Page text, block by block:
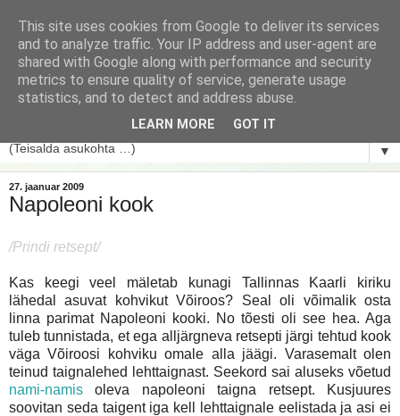
▼
27. jaanuar 2009
Napoleoni kook
/Prindi retsept/
Kas keegi veel mäletab kunagi Tallinnas Kaarli kiriku
lähedal asuvat kohvikut Võiroos? Seal oli võimalik osta
linna parimat Napoleoni kooki. No tõesti oli see hea. Aga
tuleb tunnistada, et ega alljärgneva retsepti järgi tehtud kook
väga Võiroosi kohviku omale alla jäägi. Varasemalt olen
teinud taignalehed lehttaignast. Seekord sai aluseks võetud
nami-namisoleva napoleoni taigna retsept. Kusjuures
soovitan seda taigent iga kell lehttaignale eelistada ja asi ei
This site uses cookies from Google to deliver its services
and to analyze traffic. Your IP address and user-agent are
shared with Google along with performance and security
metrics to ensure quality of service, generate usage
statistics, and to detect and address abuse.
LEARN MORE GOT IT